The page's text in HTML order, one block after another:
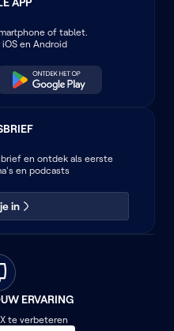
of tablet.
en Android
en ontdek als eerste
en podcasts
in
ERVARING
te verbeteren